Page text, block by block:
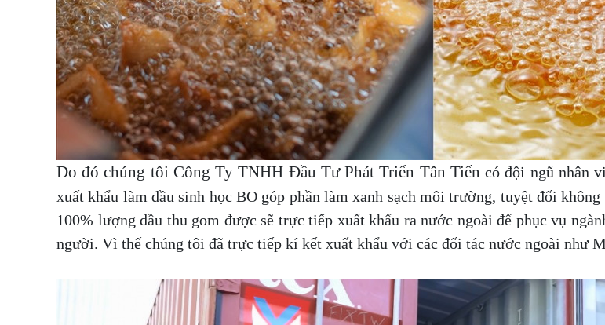
Do đó chúng tôi Công Ty TNHH Đầu Tư Phát Triển Tân Tiếncó đội ngũ nhân
xuất khẩu làm dầu sinh học BO góp phần làm xanh sạch môi trường, tuyệt đối
100% lượng dầu thu gom được sẽ trực tiếp xuất khẩu ra nước ngoài để phục vụ
người. Vì thế chúng tôi đã trực tiếp kí kết xuất khẩu với các đối tác nước ngoài như